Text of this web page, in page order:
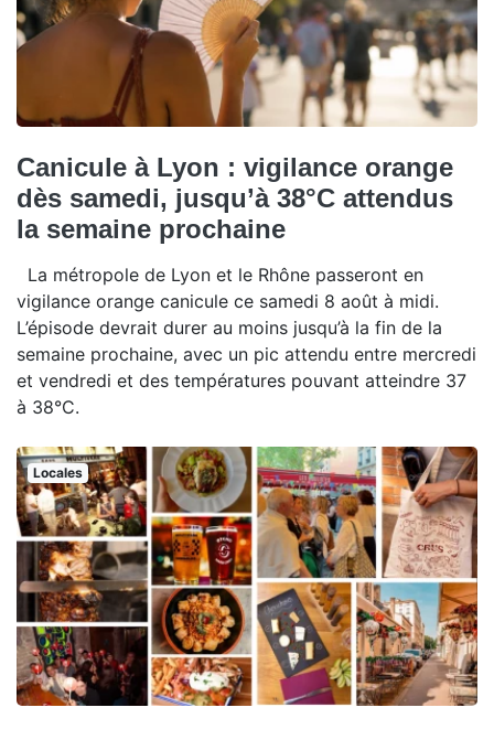
Canicule à Lyon : vigilance orange
dès samedi, jusqu’à 38°C attendus
la semaine prochaine
La métropole de Lyon et le Rhône passeront en
vigilance orange canicule ce samedi 8 août à midi.
L’épisode devrait durer au moins jusqu’à la fin de la
semaine prochaine, avec un pic attendu entre mercredi
et vendredi et des températures pouvant atteindre 37
à 38°C.
Locales